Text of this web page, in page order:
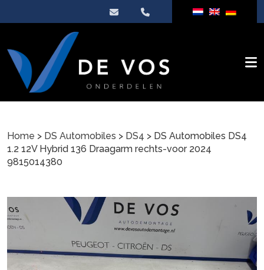
Home > DS Automobiles > DS4 > DS Automobiles DS4
1.2 12V Hybrid 136 Draagarm rechts-voor 2024
9815014380